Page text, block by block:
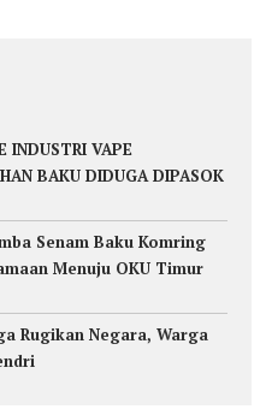
INDUSTRI VAPE
BAKU DIDUGA DIPASOK
Senam Baku Komring
Menuju OKU Timur
Rugikan Negara, Warga